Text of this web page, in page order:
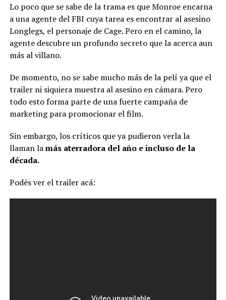
Lo poco que se sabe de la trama es que Monroe encarna
a una agente del FBI cuya tarea es encontrar al asesino
Longlegs, el personaje de Cage. Pero en el camino, la
agente descubre un profundo secreto que la acerca aun
más al villano.
De momento, no se sabe mucho más de la pelí ya que el
trailer ni siquiera muestra al asesino en cámara. Pero
todo esto forma parte de una fuerte campaña de
marketing para promocionar el film.
Sin embargo, los críticos que ya pudieron verla la
llaman lamás aterradora del año e incluso de la
década.
Podés ver el trailer acá: